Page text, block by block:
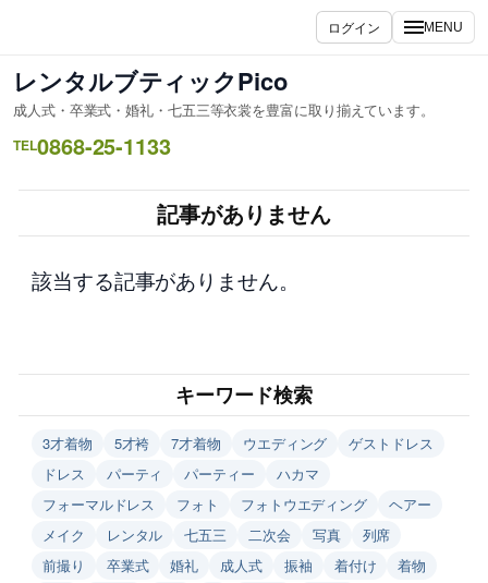
を
ス
キ
ッ
ログイン MENU
レンタルブティックPico
成人式・卒業式・婚礼・七五三等衣裳を豊富に取り揃えています。
TEL0868-25-1133
記事がありません
該当する記事がありません。
キーワード検索
3才着物 5才袴 7才着物 ウエディング
ゲストドレス
ドレス
パーティ パーティー
ハカマ
フォーマルドレス
フォト フォトウエディング
ヘアー
メイク
レンタル 七五三 二次会 写真
列席
前撮り
卒業式 婚礼 成人式 振袖 着付け
着物